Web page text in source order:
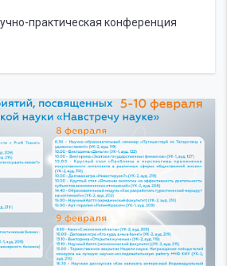
практическая конференция